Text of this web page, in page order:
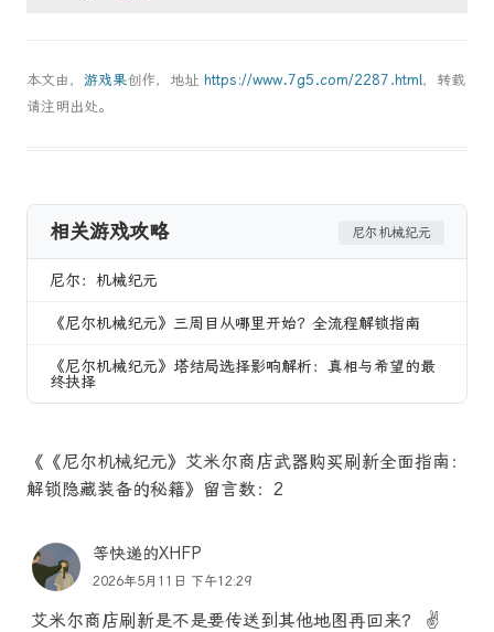
本文由， 游戏果创作，地址 https://www.7g5.com/2287.html，转载
请注明出处。
相关游戏攻略 尼尔机械纪元
尼尔：机械纪元
《尼尔机械纪元》三周目从哪里开始？全流程解锁指南
《尼尔机械纪元》塔结局选择影响解析：真相与希望的最
终抉择
《《尼尔机械纪元》艾米尔商店武器购买刷新全面指南：
解锁隐藏装备的秘籍》留言数：2
等快递的XHFP
2026年5月11日 下午12:29
艾米尔商店刷新是不是要传送到其他地图再回来？ ✌️